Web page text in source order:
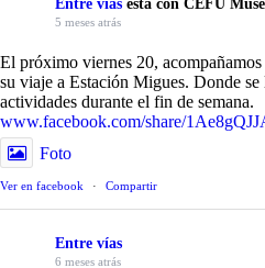
Entre vías está con CEFU
5 meses atrás
El próximo viernes 20, acompañamos
su viaje a Estación Migues. Donde
actividades durante el fin de semana.
www.facebook.com/share/
Foto
Ver en facebook · Compartir
Entre vías
6 meses atrás